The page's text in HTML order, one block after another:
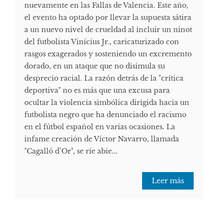
nuevamente en las Fallas de Valencia. Este año,
el evento ha optado por llevar la supuesta sátira
a un nuevo nivel de crueldad al incluir un ninot
del futbolista Vinícius Jr., caricaturizado con
rasgos exagerados y sosteniendo un excremento
dorado, en un ataque que no disimula su
desprecio racial. La razón detrás de la "crítica
deportiva" no es más que una excusa para
ocultar la violencia simbólica dirigida hacia un
futbolista negro que ha denunciado el racismo
en el fútbol español en varias ocasiones. La
infame creación de Víctor Navarro, llamada
"Cagalló d’Or", se ríe abie...
Leer más